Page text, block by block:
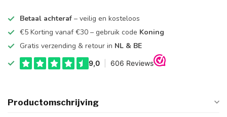
Betaal achteraf – veilig en kosteloos
€5 Korting vanaf €30 – gebruik code Koning
Gratis verzending & retour in NL & BE
Productomschrijving